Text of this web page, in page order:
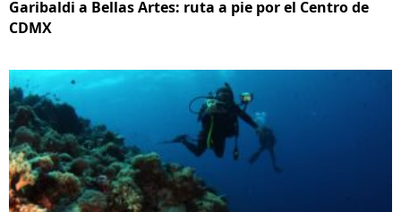
Garibaldi a Bellas Artes: ruta a pie por el Centro de
CDMX